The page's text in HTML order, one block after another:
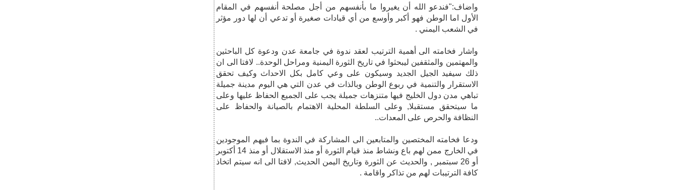
واضاف:"فندعو الله أن يغيروا ما بأنفسهم من أجل مصلحة أنفسهم في المقام
الأول اما الوطن فهو أكبر وأوسع من أي قيادات صغيرة أو تدعي أن لها دور مؤثر
في الشعب اليمني .
واشار فخامته الى أهمية الترتيب لعقد ندوة في جامعة عدن ودعوة كل الباحثين
والمهتمين والمثقفين ليبحثوا في تاريخ الثورة اليمنية ومراحل الوحدة.. لافتا الى ان
ذلك سيفيد الجيل الجديد وسيكون على وعي كامل بكل الاحداث وكيف تحقق
الاستقرار والتنمية في ربوع الوطن وبالذات في عدن التي هي اليوم مدينة جميلة
تباهي مدن دول الخليج فيها متنزهات جميلة يجب على الجميع الحفاظ عليها وعلى
ما سيتحقق مستقبلا, وعلى السلطة المحلية الاهتمام بالصيانة والحفاظ على
النظافة والحرص على المعدات..
ودعا فخامته المختصين والمتابعين الى المشاركة في الندوة بما فيهم الموجودين
في الخارج ممن لهم باع ونشاط منذ قيام الثورة أو منذ الاستقلال أو منذ 14 أكتوبر
أو 26 سبتمبر , والحديث عن الثورة وتاريخ اليمن الحديث, لافتا الى انه سيتم اتخاذ
كافة الترتيبات لهم من تذاكر واقامة .